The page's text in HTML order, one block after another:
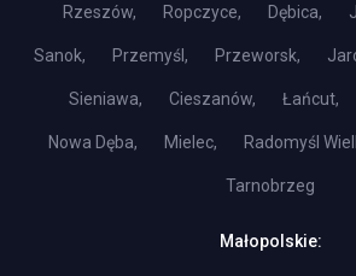
Rzeszów, Ropczyce, Dębica,
Sanok, Przemyśl, Przeworsk,
Sieniawa, Cieszanów, Łańcut,
Nowa Dęba, Mielec, Radomyśl
Tarnobrzeg
Małopolskie: